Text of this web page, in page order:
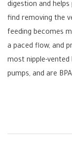
digestion and
find removing the
feeding becomes
a paced flow, and
most nipple-
pumps, and are